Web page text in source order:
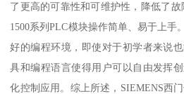
了更高的可靠性和可维护性，降低了
1500系列PLC模块操作简单、易于上手
好的编程环境，即使对于初学者来说
具和编程语言使得用户可以自由发挥
化控制应用。综上所述，SIEMENS西